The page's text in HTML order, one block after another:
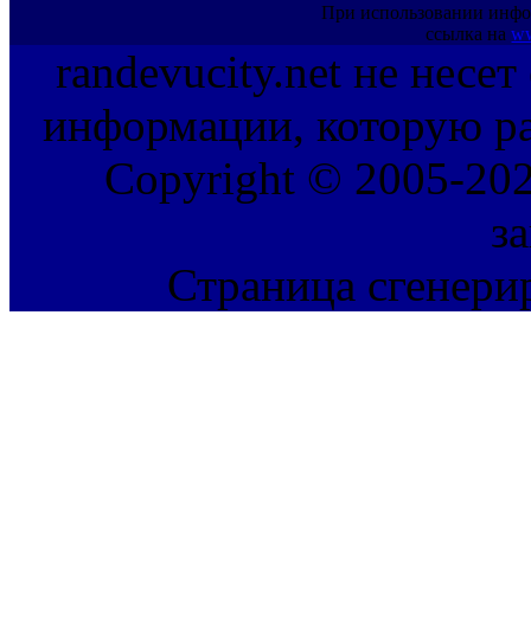
При использовании
ссылка на
randevucity.net не несет
информации, которую
Copyright © 2005-
Страница